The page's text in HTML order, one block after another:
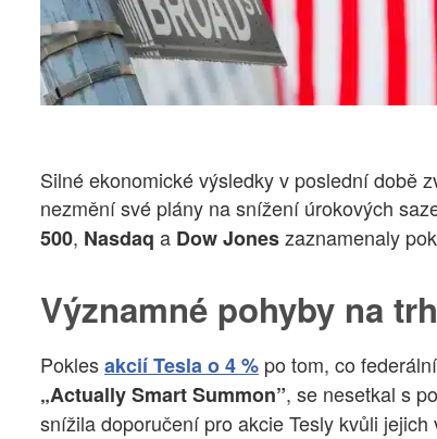
Silné ekonomické výsledky v poslední době
nezmění své plány na snížení úrokových
500, Nasdaq a Dow Joneszaznamenaly
Významné pohyby na
Poklesakcií Tesla o 4 % po tom, co
„Actually Smart Summon”, se nesetkal s
snížila doporučení pro akcie Tesly kvůli